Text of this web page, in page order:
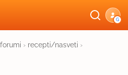
G
› recepti/nasveti ›